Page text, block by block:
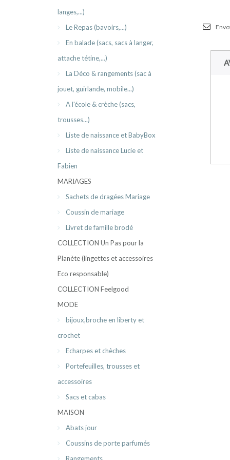
langes,...)
Le Repas (bavoirs,...)
En balade (sacs, sacs à langer,
attache tétine,...)
La Déco & rangements (sac à
jouet, guirlande, mobile...)
A l'école & crèche (sacs,
trousses...)
Liste de naissance et BabyBox
Liste de naissance Lucie et
Fabien
MARIAGES
Sachets de dragées Mariage
Coussin de mariage
Livret de famille brodé
COLLECTION Un Pas pour la
Planète (lingettes et accessoires
Eco responsable)
COLLECTION Feelgood
MODE
bijoux,broche en liberty et
crochet
Echarpes et chèches
Portefeuilles, trousses et
accessoires
Sacs et cabas
MAISON
Abats jour
Coussins de porte parfumés